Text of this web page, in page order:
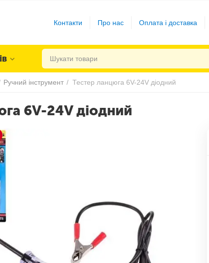
Контакти Про нас Оплата і доставка
Ручний інструмент / Тестер ланцюга 6V-24V діодний
6V-24V діодний